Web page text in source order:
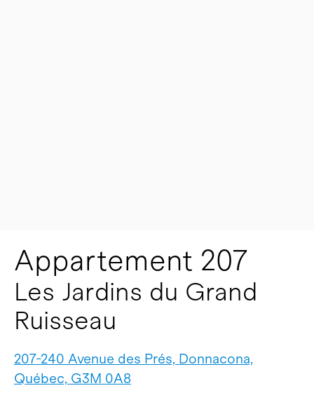
Appartement 207
Les Jardins du Grand
Ruisseau
207-240 Avenue des Prés, Donnacona,
Québec, G3M 0A8